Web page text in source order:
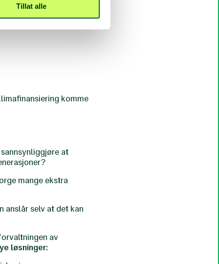
Tillat alle
komme
at
mange ekstra
anslår selv at det kan
av
løsninger: